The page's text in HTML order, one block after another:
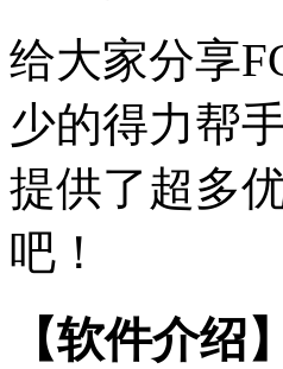
给大家分享
少的得力帮
提供了超多
吧！
【软件介绍】